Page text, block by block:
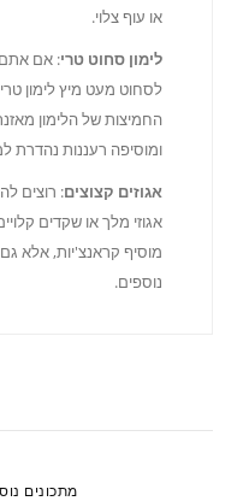
או עוף צלוי.
לימון סחוט טרי: אם אתם
לסחוט מעט מיץ לימון
החמיצות של הלימון
ומוסיפה רעננות נהדרת
אגוזים קצוצים: רוצים
אגוזי מלך או שקדים
מוסיף קראנצ'יות, אלא
נוספים.
מתכונים